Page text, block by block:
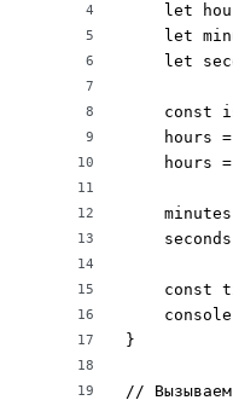
4
5
6
7
8
9
10
11
12
13
14
15
16
17
18
19
let
let
let
const
hours
hours
const
}
//